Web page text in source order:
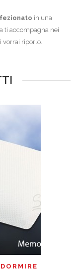
in una
ti accompagna nei
vorrai riporlo.